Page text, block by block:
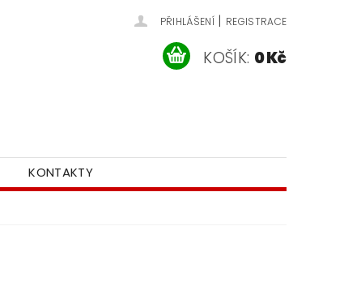
PŘIHLÁŠENÍ | REGISTRACE
KOŠÍK: 0 Kč
KONTAKTY